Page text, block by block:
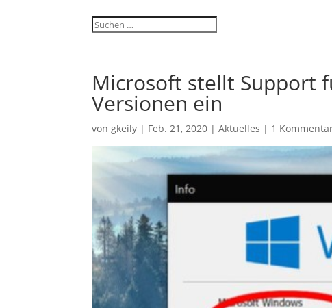
Microsoft stellt Support
Versionen ein
vongkeily | Feb. 21, 2020 |Aktuelles | 1